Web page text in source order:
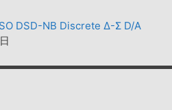
DSD-NB Discrete Δ-Σ D/A